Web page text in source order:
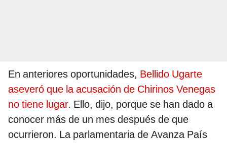
En anteriores oportunidades, Bellido Ugarte
aseveró que la acusación de Chirinos Venegas
no tiene lugar. Ello, dijo, porque se han dado a
conocer más de un mes después de que
ocurrieron. La parlamentaria de Avanza País